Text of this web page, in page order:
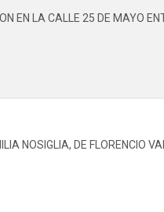
EN LA CALLE 25 DE MAYO
NOSIGLIA, DE FLORENCIO